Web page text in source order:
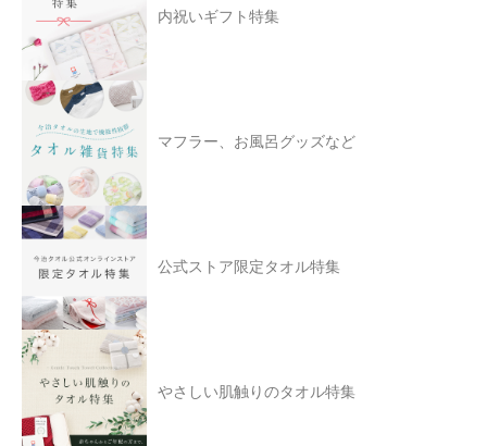
内祝いギフト特集
マフラー、お風呂グッズなど
公式ストア限定タオル特集
やさしい肌触りのタオル特集